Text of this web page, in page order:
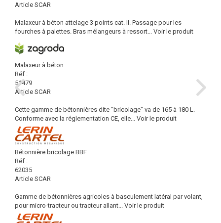
Article SCAR
Malaxeur à béton attelage 3 points cat. II. Passage pour les
fourches à palettes. Bras mélangeurs à ressort... Voir le produit
Malaxeur à béton
Réf :
51479
Article SCAR
Cette gamme de bétonnières dite "bricolage" va de 165 à 180 L.
Conforme avec la réglementation CE, elle... Voir le produit
Bétonnière bricolage BBF
Réf :
62035
Article SCAR
Gamme de bétonnières agricoles à basculement latéral par volant,
pour micro-tracteur ou tracteur allant... Voir le produit